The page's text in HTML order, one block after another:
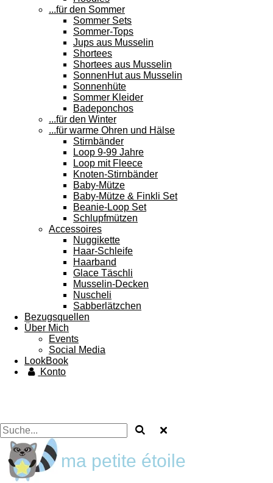
...für den Sommer
Sommer Sets
Sommer-Tops
Jups aus Musselin
Shortees
Shortees aus Musselin
SonnenHut aus Musselin
Sonnenhüte
Sommer Kleider
Badeponchos
...für den Winter
...für warme Ohren und Hälse
Stirnbänder
Loop 9-99 Jahre
Loop mit Fleece
Knoten-Stirnbänder
Baby-Mütze
Baby-Mütze & Finkli Set
Beanie-Loop Set
Schlupfmützen
Accessoires
Nuggikette
Haar-Schleife
Haarband
Glace Täschli
Musselin-Decken
Nuscheli
Sabberlätzchen
Bezugsquellen
Über Mich
Events
Social Media
LookBook
Konto
ma petite étoile